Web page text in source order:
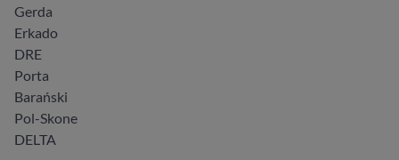
Gerda
Erkado
DRE
Porta
Barański
Pol-Skone
DELTA